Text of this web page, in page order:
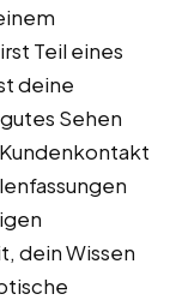
Teil eines
deine
Sehen
dein Wissen